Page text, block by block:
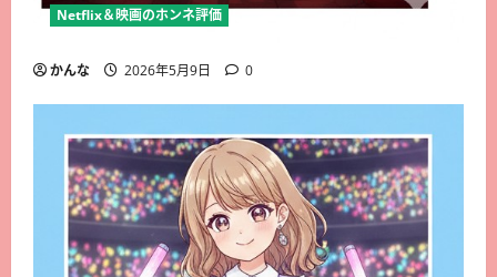
Netflix＆映画のホンネ評価
かんな 2026年5月9日 0